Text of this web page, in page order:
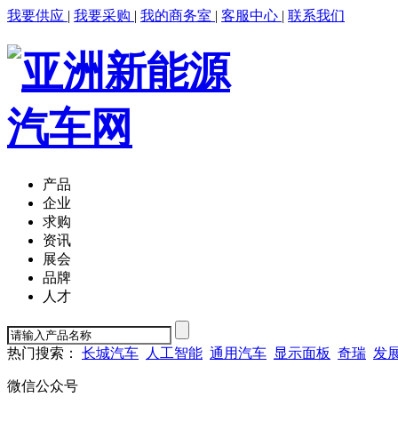
我要供应 | 我要采购 | 我的商务室 | 客服中心 | 联系我们
产品
企业
求购
资讯
展会
品牌
人才
热门搜索： 长城汽车 人工智能 通用汽车 显示面板 奇瑞 发
微信公众号